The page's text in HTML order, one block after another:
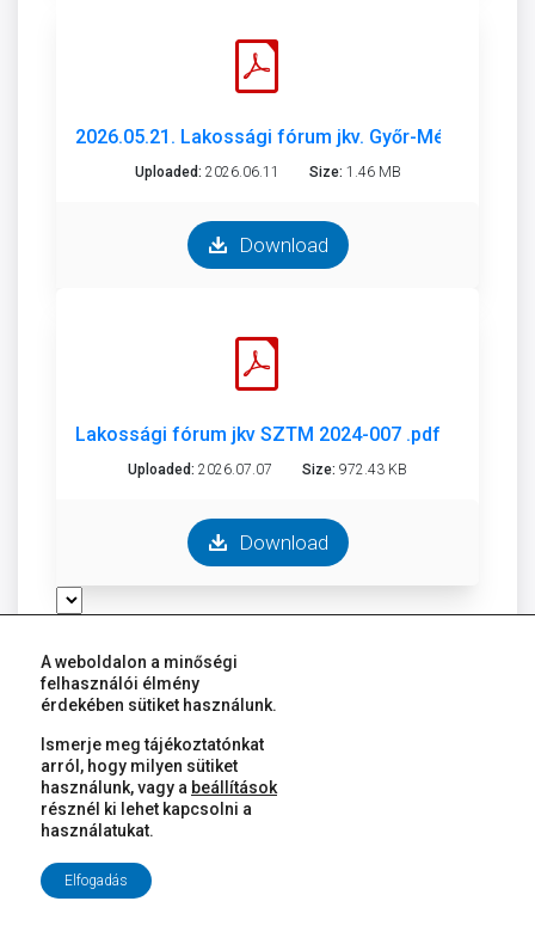
2026.05.21. Lakossági fórum jkv. Győr-
Uploaded: 2026.06.11 Size: 1.46 MB
Download
Lakossági fórum jkv SZTM 2024-007 .pdf
Uploaded: 2026.07.07 Size: 972.43 KB
Download
Megosztás itt:
Facebook
Twitter
E-mail
Kategória
Címke
A weboldalon a minőségi
felhasználói élmény
érdekében sütiket használunk.
Ismerje meg tájékoztatónkat
arról, hogy milyen sütiket
használunk, vagy a beállítások
résznél ki lehet kapcsolni a
használatukat.
Elfogadás